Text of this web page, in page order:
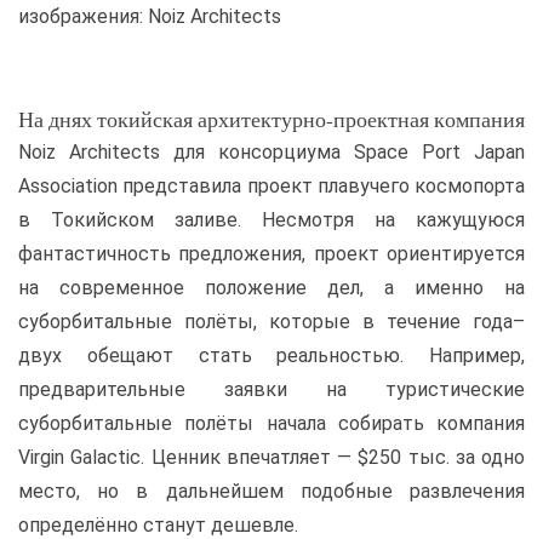
изображения: Noiz Architects
На днях токийская архитектурно-проектная компания
Noiz Architects для консорциума Space Port Japan
Association представила проект плавучего космопорта
в Токийском заливе. Несмотря на кажущуюся
фантастичность предложения, проект ориентируется
на современное положение дел, а именно на
суборбитальные полёты, которые в течение года–
двух обещают стать реальностью. Например,
предварительные заявки на туристические
суборбитальные полёты начала собирать компания
Virgin Galactic. Ценник впечатляет — $250 тыс. за одно
место, но в дальнейшем подобные развлечения
определённо станут дешевле.